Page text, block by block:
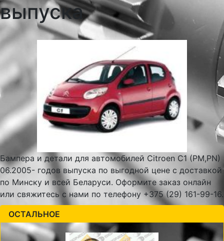
выпуска
Бампера и детали для автомобилей Citroen C1 (PM,PN)
06.2005- годов выпуска по выгодной цене с доставкой
по Минску и всей Беларуси. Оформите заказ онлайн
или свяжитесь с нами по телефону +375 (29) 161-99-16.
ОСТАЛЬНОЕ